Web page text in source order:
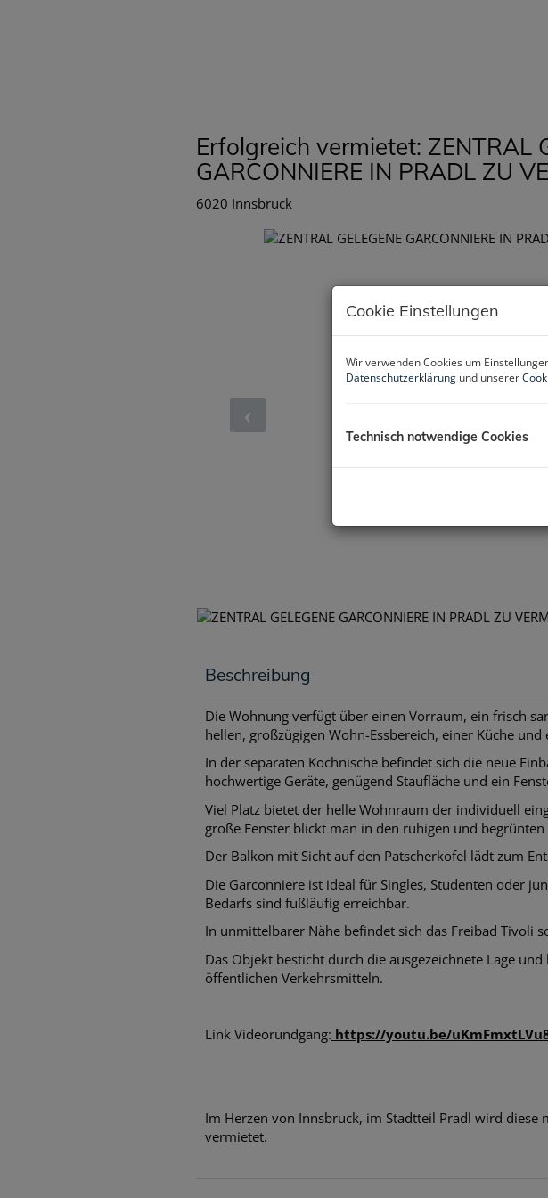
Erfolgreich vermietet: ZENTRAL
GARCONNIERE IN PRADL ZU
6020 Innsbruck
Beschreibung
Die Wohnung verfügt über einen Vorraum, ein frisch
hellen, großzügigen Wohn-Essbereich, einer Küche und
In der separaten Kochnische befindet sich die neue
hochwertige Geräte, genügend Staufläche und ein
Viel Platz bietet der helle Wohnraum der individuell
große Fenster blickt man in den ruhigen und
Der Balkon mit Sicht auf den Patscherkofel lädt zum
Die Garconniere ist ideal für Singles, Studenten oder
Bedarfs sind fußläufig erreichbar.
In unmittelbarer Nähe befindet sich das Freibad Tivoli
Das Objekt besticht durch die ausgezeichnete Lage
öffentlichen Verkehrsmitteln.
Link Videorundgang: https://youtu.be/
Im Herzen von Innsbruck, im Stadtteil Pradl wird diese
vermietet.
Cookie Einstellungen
Wir verwenden Cookies um
Datenschutzerklärung und unserer
Technisch notwendige Cookies